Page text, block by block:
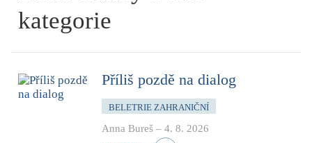
kategorie
Příliš pozdě na dialog
BELETRIE ZAHRANIČNÍ
Anna Bureš – 4. 8. 2026